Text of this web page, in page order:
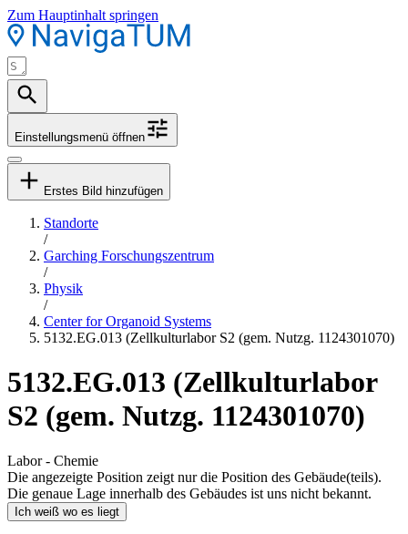
Zum Hauptinhalt springen
Einstellungsmenü öffnen
Erstes Bild hinzufügen
Standorte
/
Garching Forschungszentrum
/
Physik
/
Center for Organoid Systems
5132.EG.013 (Zellkulturlabor S2 (gem. Nutzg. 1124301070)
5132.EG.013 (Zellkulturlabor
S2 (gem. Nutzg. 1124301070)
Labor - Chemie
Die angezeigte Position zeigt nur die Position des Gebäude(teils).
Die genaue Lage innerhalb des Gebäudes ist uns nicht bekannt.
Ich weiß wo es liegt